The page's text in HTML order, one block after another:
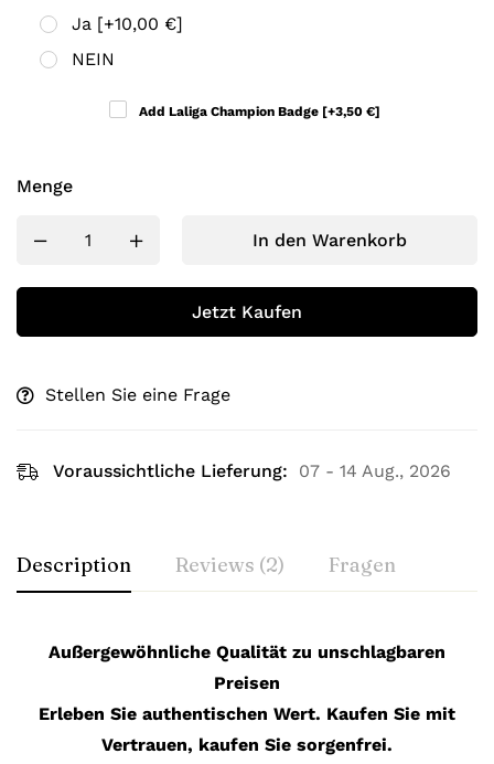
Ja [+10,00 €]
NEIN
Add Laliga Champion Badge [+3,50 €]
Menge
In den Warenkorb
Jetzt Kaufen
Stellen Sie eine Frage
Voraussichtliche Lieferung: 07 - 14 Aug., 2026
Description Reviews (2) Fragen
Außergewöhnliche Qualität zu unschlagbaren
Preisen
Erleben Sie authentischen Wert. Kaufen Sie mit
Vertrauen, kaufen Sie sorgenfrei.